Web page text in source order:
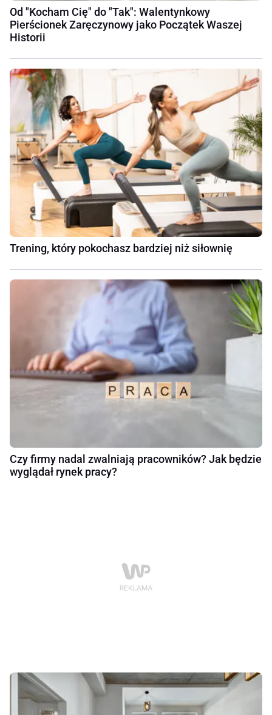
Od "Kocham Cię" do "Tak": Walentynkowy
Pierścionek Zaręczynowy jako Początek Waszej
Historii
Trening, który pokochasz bardziej niż siłownię
Czy firmy nadal zwalniają pracowników? Jak będzie
wyglądał rynek pracy?